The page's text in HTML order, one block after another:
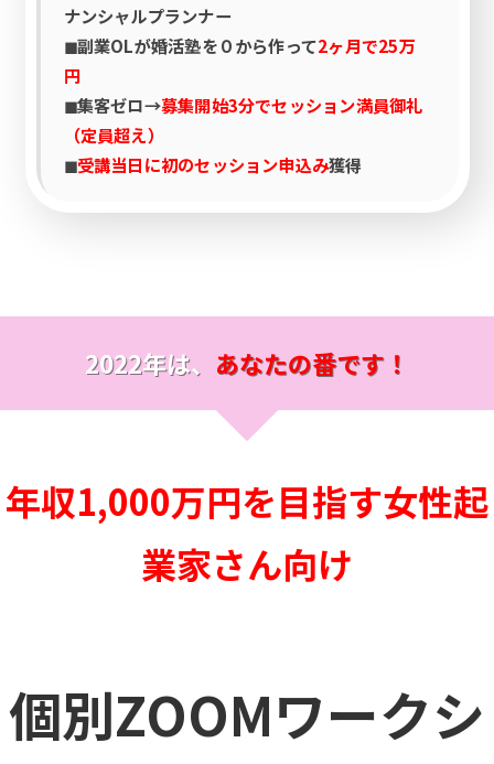
ナンシャルプランナー
◼︎副業OLが婚活塾を０から作って2ヶ月で25万
円
◼︎集客ゼロ→募集開始3分でセッション満員御礼
（定員超え）
◼︎受講当日に初のセッション申込み獲得
2022年は、 あなたの番です！
年収1,000万円を目指す女性起
業家さん向け
個別ZOOMワークシ